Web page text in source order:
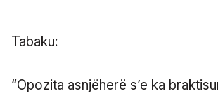
Tabaku:
“Opozita asnjëherë s’e ka